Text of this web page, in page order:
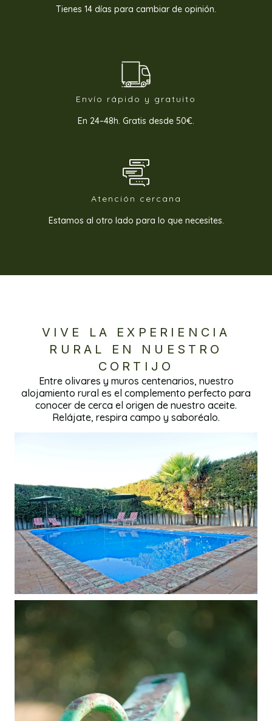
Tienes 14 días para cambiar de opinión.
Envío rápido y gratuito
En 24–48h. Gratis desde 50€.
Atención cercana
Estamos al otro lado para lo que necesites.
VIVE LA EXPERIENCIA
RURAL EN NUESTRO
CORTIJO
Entre olivares y muros centenarios, nuestro
alojamiento rural es el complemento perfecto para
conocer de cerca el origen de nuestro aceite.
Relájate, respira campo y saboréalo.